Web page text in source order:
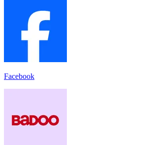
Facebook